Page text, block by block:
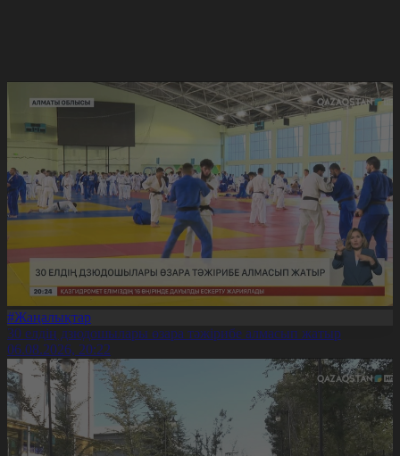
#Жаңалықтар
30 елдің дзюдошылары өзара тәжірибе алмасып жатыр
06.08.2026, 20:22